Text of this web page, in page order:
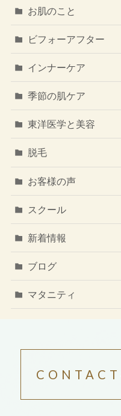
お肌のこと
ビフォーアフター
インナーケア
季節の肌ケア
東洋医学と美容
脱毛
お客様の声
スクール
新着情報
ブログ
マタニティ
CONTACT